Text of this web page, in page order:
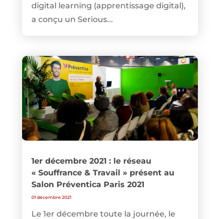
digital learning (apprentissage digital),
a conçu un Serious...
1er décembre 2021 : le réseau
« Souffrance & Travail » présent au
Salon Préventica Paris 2021
01 décembre 2021
Le 1er décembre toute la journée, le